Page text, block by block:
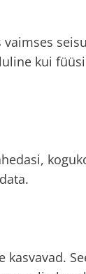
kui